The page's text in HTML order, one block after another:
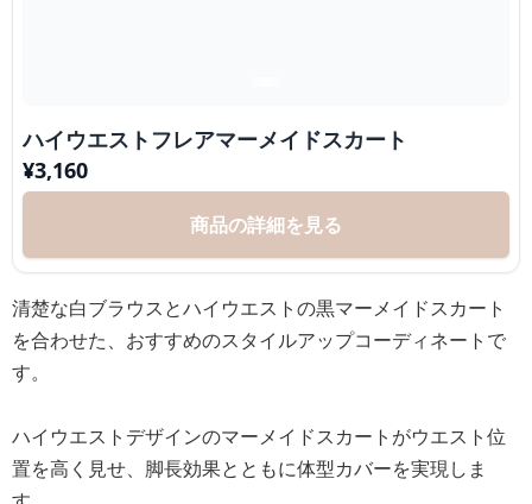
ハイウエストフレアマーメイドスカート
¥3,160
商品の詳細を見る
清楚な白ブラウスとハイウエストの黒マーメイドスカート
を合わせた、おすすめのスタイルアップコーディネートで
す。
ハイウエストデザインのマーメイドスカートがウエスト位
置を高く見せ、脚長効果とともに体型カバーを実現しま